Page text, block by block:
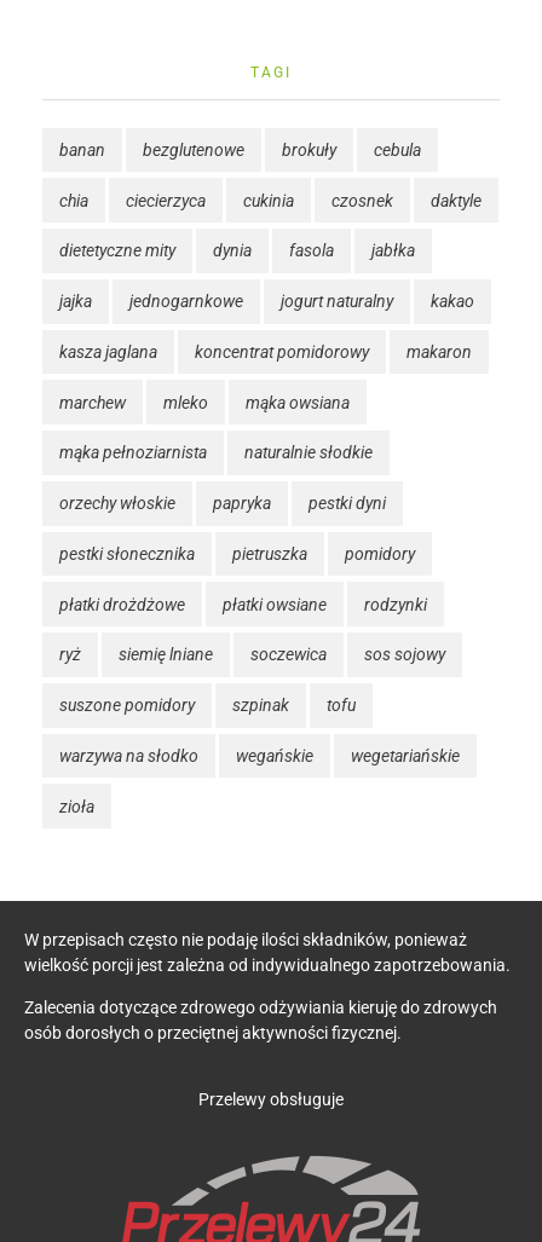
TAGI
banan bezglutenowe brokuły cebula
chia ciecierzyca cukinia czosnek daktyle
dietetyczne mity dynia fasola jabłka
jajka jednogarnkowe jogurt naturalny kakao
kasza jaglana koncentrat pomidorowy makaron
marchew mleko mąka owsiana
mąka pełnoziarnista naturalnie słodkie
orzechy włoskie papryka pestki dyni
pestki słonecznika pietruszka pomidory
płatki drożdżowe płatki owsiane rodzynki
ryż siemię lniane soczewica sos sojowy
suszone pomidory szpinak tofu
warzywa na słodko wegańskie wegetariańskie
zioła
W przepisach często nie podaję ilości składników, ponieważ
wielkość porcji jest zależna od indywidualnego zapotrzebowania.
Zalecenia dotyczące zdrowego odżywiania kieruję do zdrowych
osób dorosłych o przeciętnej aktywności fizycznej.
Przelewy obsługuje